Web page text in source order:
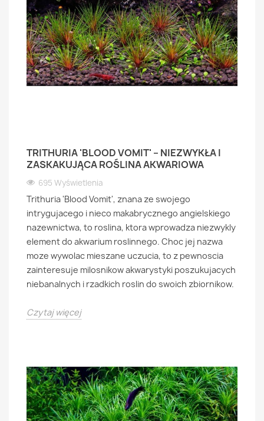
TRITHURIA 'BLOOD VOMIT' – NIEZWYKŁA I
ZASKAKUJĄCA ROŚLINA AKWARIOWA
695 Wyświetlenia
Trithuria 'Blood Vomit', znana ze swojego
intrygujacego i nieco makabrycznego angielskiego
nazewnictwa, to roslina, ktora wprowadza niezwykly
element do akwarium roslinnego. Choc jej nazwa
moze wywolac mieszane uczucia, to z pewnoscia
zainteresuje milosnikow akwarystyki poszukujacych
niebanalnych i rzadkich roslin do swoich zbiornikow.
Czytaj więcej